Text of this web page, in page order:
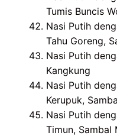
Tumis Buncis
Nasi Putih
Tahu Goreng,
Nasi Putih
Kangkung
Nasi Putih
Kerupuk,
Nasi Putih
Timun, Sambal